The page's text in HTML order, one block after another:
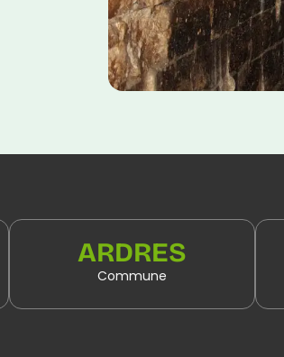
ARDRES
Commune